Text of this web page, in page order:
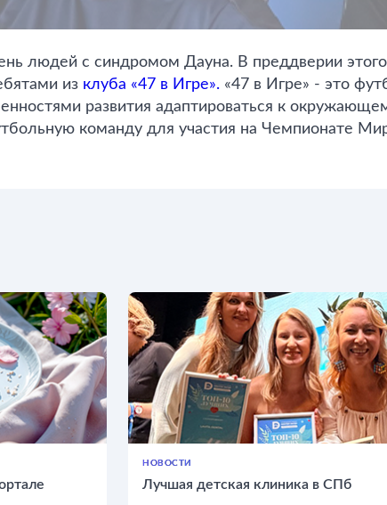
людей с синдромом Дауна. В преддверии этого
из клуба «47 в Игре». «47 в Игре» - это
развития адаптироваться к
команду для участия на Чемпионате
НОВОСТИ
Лучшая детская клиника в СПб